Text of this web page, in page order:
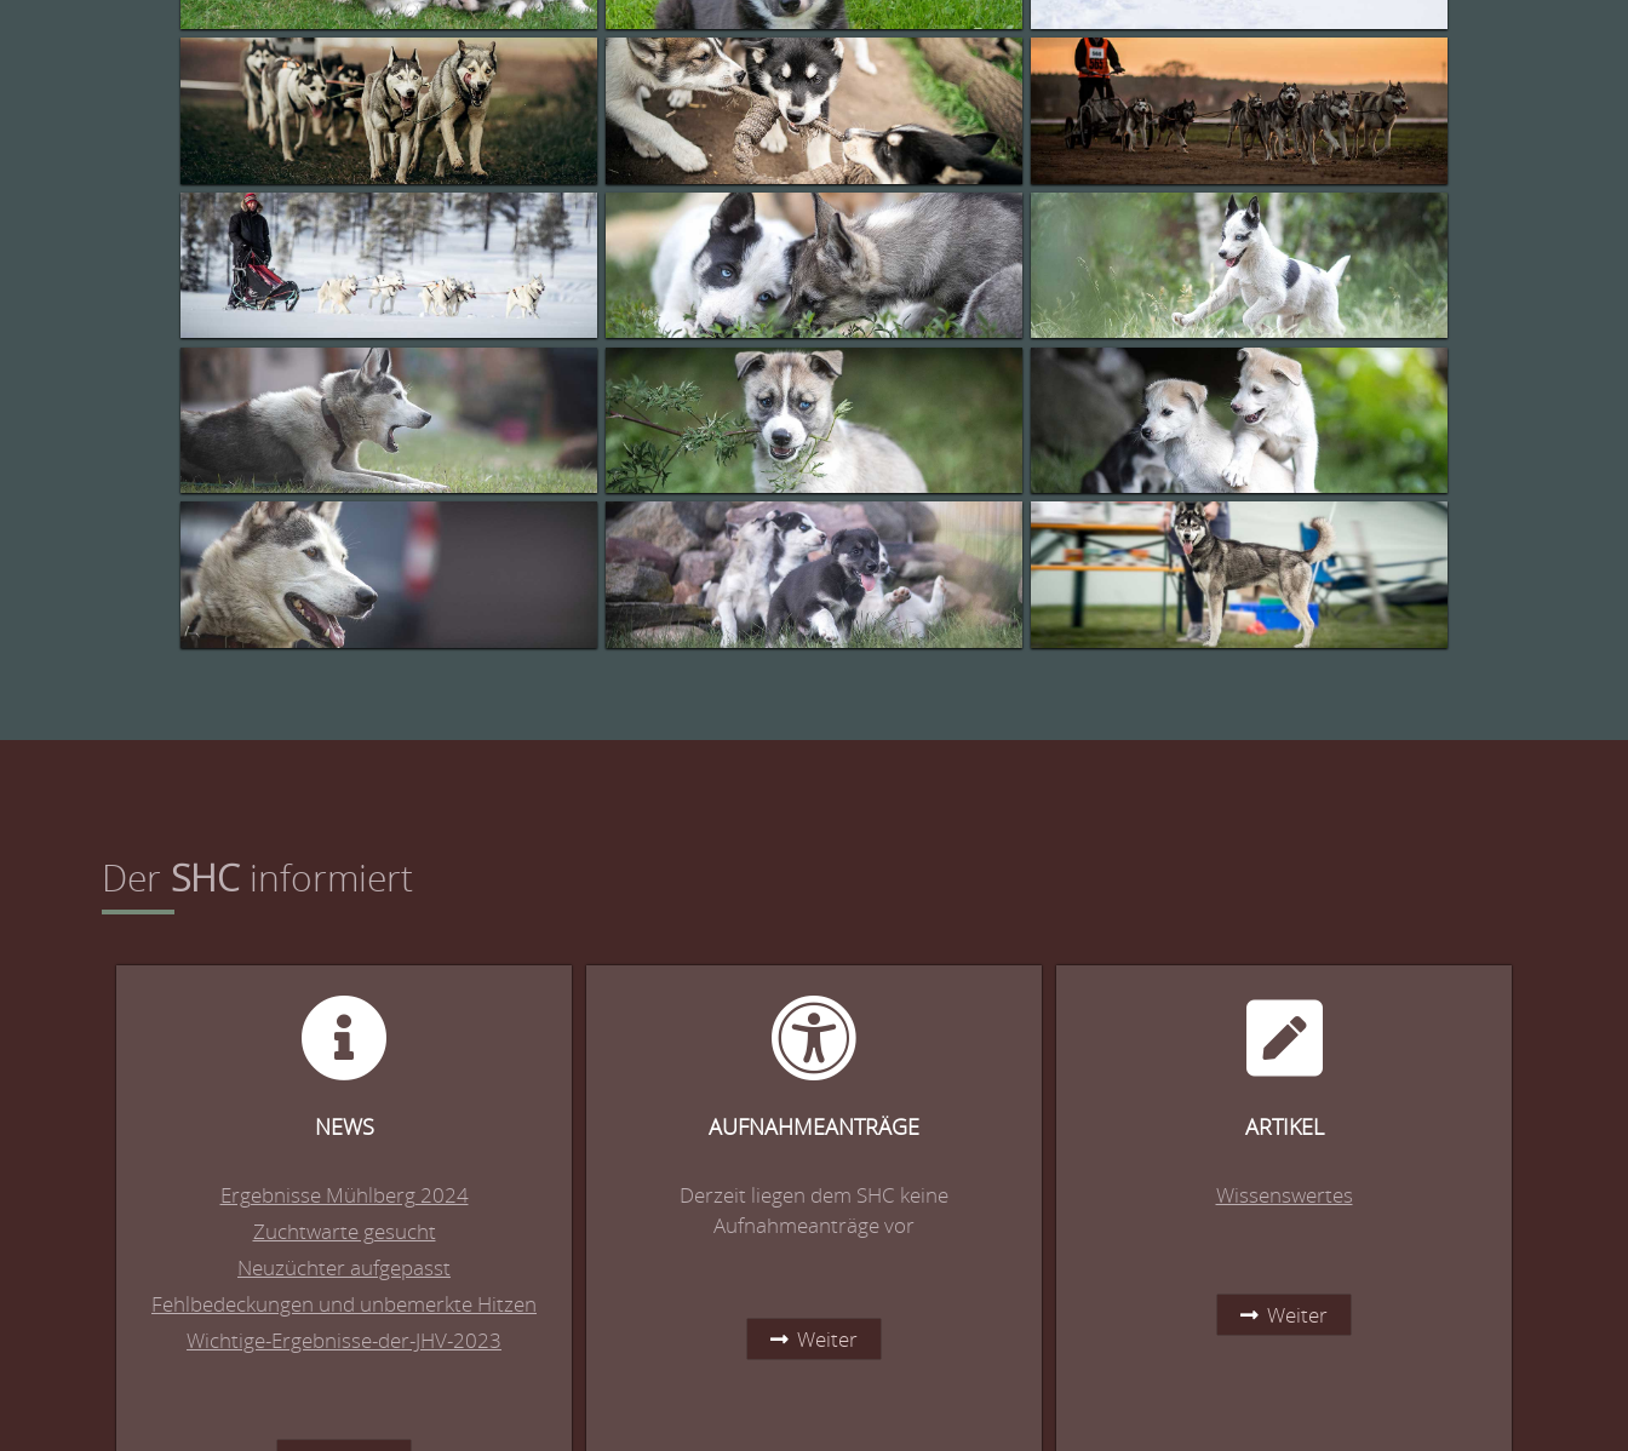
Der SHC informiert
NEWS
Ergebnisse Mühlberg 2024
Zuchtwarte gesucht
Neuzüchter aufgepasst
Fehlbedeckungen und unbemerkte Hitzen
Wichtige-Ergebnisse-der-JHV-2023
AUFNAHMEANTRÄGE
Derzeit liegen dem SHC keine
Aufnahmeanträge vor
Weiter
ARTIKEL
Wissenswertes
Weiter